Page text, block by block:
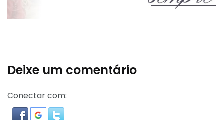
Deixe um comentário
Conectar com: